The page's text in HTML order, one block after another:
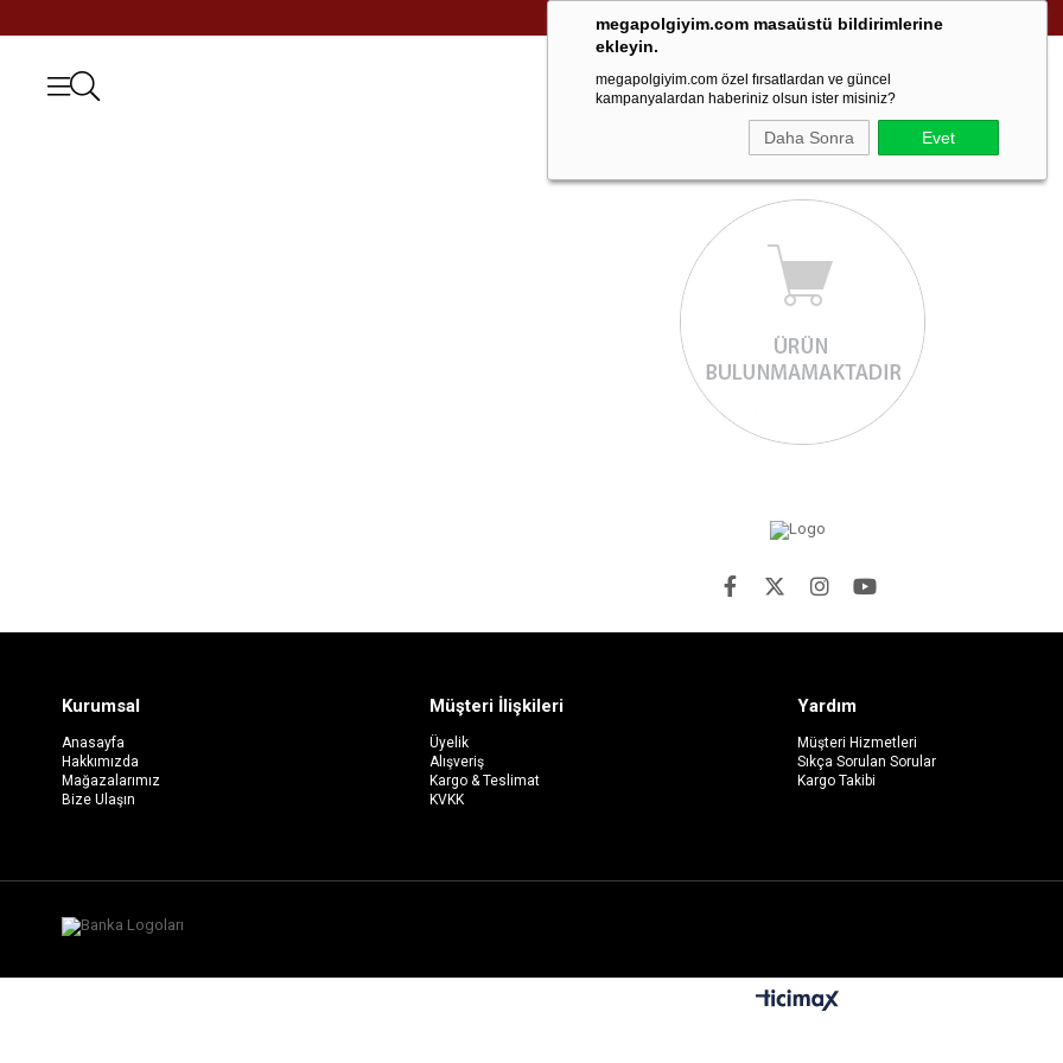
megapolgiyim.com masaüstü bildirimlerine
ekleyin.
megapolgiyim.com özel fırsatlardan ve güncel
kampanyalardan haberiniz olsun ister misiniz?
Daha Sonra Evet
999 TL ve üzeri ücretsiz kargo!
Kurumsal
Anasayfa
Hakkımızda
Mağazalarımız
Bize Ulaşın
Müşteri İlişkileri
Üyelik
Alışveriş
Kargo & Teslimat
KVKK
Yardım
Müşteri Hizmetleri
Sıkça Sorulan Sorular
Kargo Takibi